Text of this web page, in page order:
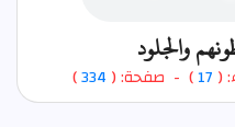
والجلود
(
17) - صفحة: ( 334
)